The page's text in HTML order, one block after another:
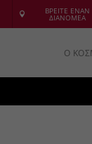
ΒΡΕΙΤΕ ΕΝΑΝ
ΔΙΑΝΟΜΕΑ
Ο